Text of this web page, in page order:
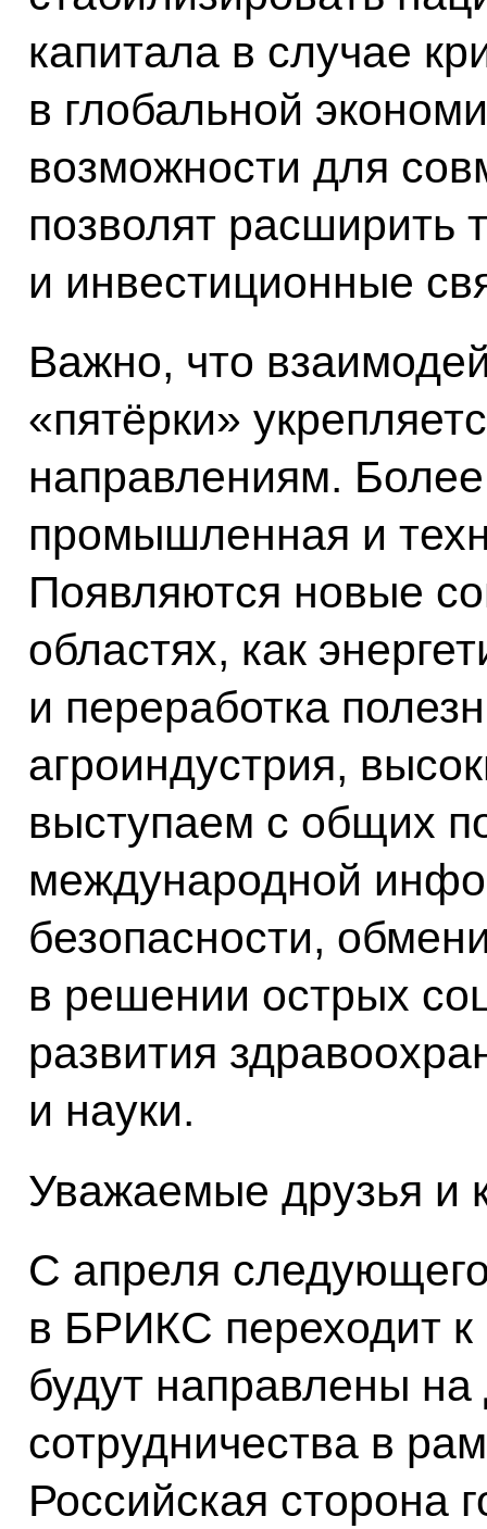
капитала в случае
в глобальной
возможности для
позволят расширить
и инвестиционные
Важно, что
«пятёрки»
направлениям.
промышленная и
Появляются новые
областях, как
и переработка
агроиндустрия,
выступаем с общих
международной
безопасности,
в решении острых
развития
и науки.
Уважаемые друзья и
С апреля
в БРИКС переходит
будут направлены
сотрудничества в
Российская сторона